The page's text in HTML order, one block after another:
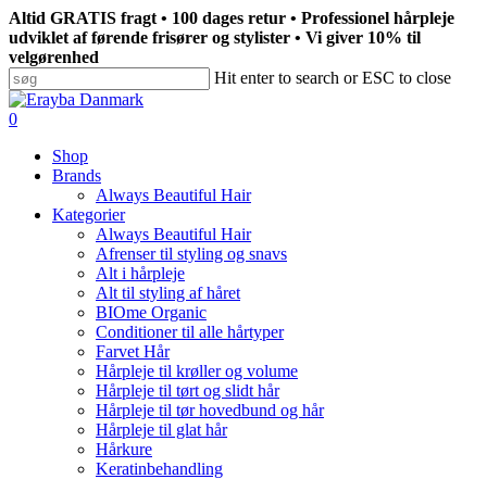
Skip
to
main
content
Altid GRATIS fragt • 100 dages retur • Professionel hårpleje
udviklet af førende frisører og stylister • Vi giver 10% til
velgørenhed
Hit enter to search or ESC to close
Close
Search
search
0
Shop
Brands
Always Beautiful Hair
Kategorier
Always Beautiful Hair
Afrenser til styling og snavs
Alt i hårpleje
Alt til styling af håret
BIOme Organic
Conditioner til alle hårtyper
Farvet Hår
Hårpleje til krøller og volume
Hårpleje til tørt og slidt hår
Hårpleje til tør hovedbund og hår
Hårpleje til glat hår
Hårkure
Keratinbehandling